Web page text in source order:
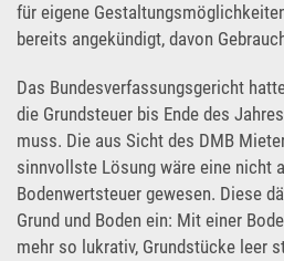
für eigene
bereits angekündigt, davon
Das Bundesverfassungsgericht
die Grundsteuer bis Ende des
muss. Die aus Sicht des DMB
sinnvollste Lösung wäre eine nicht
Bodenwertsteuer gewesen. Diese
Grund und Boden ein: Mit einer
mehr so lukrativ, Grundstücke leer